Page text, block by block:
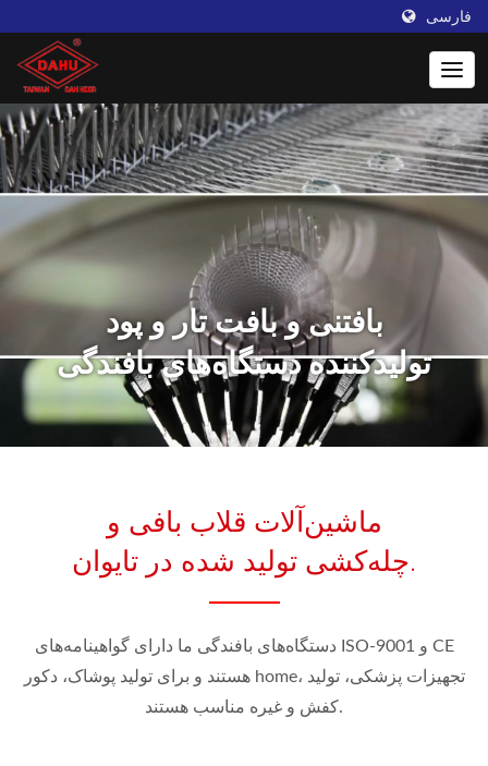
فارسی
بافتنی و بافت تار و پود
تولیدکننده دستگاه‌های بافندگی
ماشین‌آلات قلاب بافی و
چله‌کشی تولید شده در تایوان.
دستگاه‌های بافندگی ما دارای گواهینامه‌های ISO-9001 و CE
هستند و برای تولید پوشاک، دکور home، تجهیزات پزشکی، تولید
کفش و غیره مناسب هستند.